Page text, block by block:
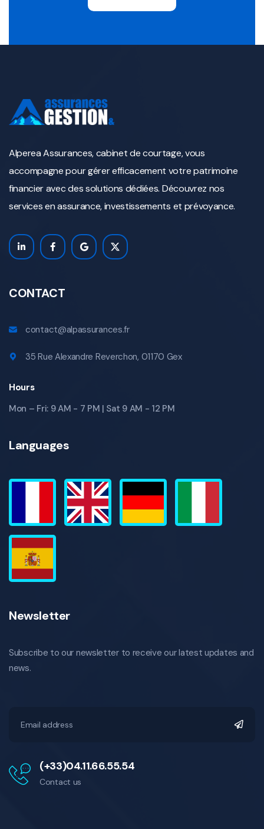
Alperea Assurances, cabinet de courtage, vous
accompagne pour gérer efficacement votre patrimoine
financier avec des solutions dédiées. Découvrez nos
services en assurance, investissements et prévoyance.
CONTACT
contact@alpassurances.fr
35 Rue Alexandre Reverchon, 01170 Gex
Hours
Mon – Fri: 9 AM - 7 PM | Sat 9 AM - 12 PM
Languages
Newsletter
Subscribe to our newsletter to receive our latest updates and
news.
(+33)04.11.66.55.54
Contact us